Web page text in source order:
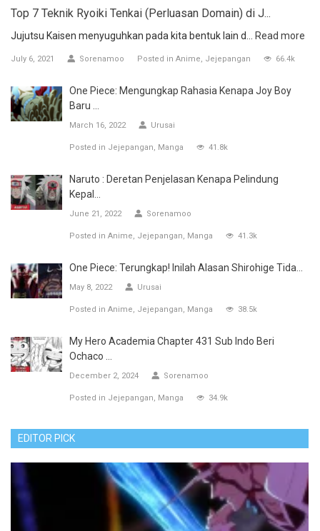
Top 7 Teknik Ryoiki Tenkai (Perluasan Domain) di J...
Jujutsu Kaisen menyuguhkan pada kita bentuk lain d... Read more
July 6, 2021 Sorenamoo Posted in Anime Jejepangan 66.4k
One Piece: Mengungkap Rahasia Kenapa Joy Boy
Baru ...
March 16, 2022 Urusai
Posted in Jejepangan Manga 41.8k
Naruto : Deretan Penjelasan Kenapa Pelindung
Kepal...
June 21, 2022 Sorenamoo
Posted in Anime Jejepangan Manga 41.3k
One Piece: Terungkap! Inilah Alasan Shirohige Tida...
May 8, 2022 Urusai
Posted in Anime Jejepangan Manga 38.5k
My Hero Academia Chapter 431 Sub Indo Beri
Ochaco ...
December 2, 2024 Sorenamoo
Posted in Jejepangan Manga 34.9k
EDITOR PICK